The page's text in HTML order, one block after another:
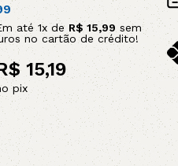
até1x de R$ 15,99 sem
no cartão de crédito!
15,19
pix
ao carrinho